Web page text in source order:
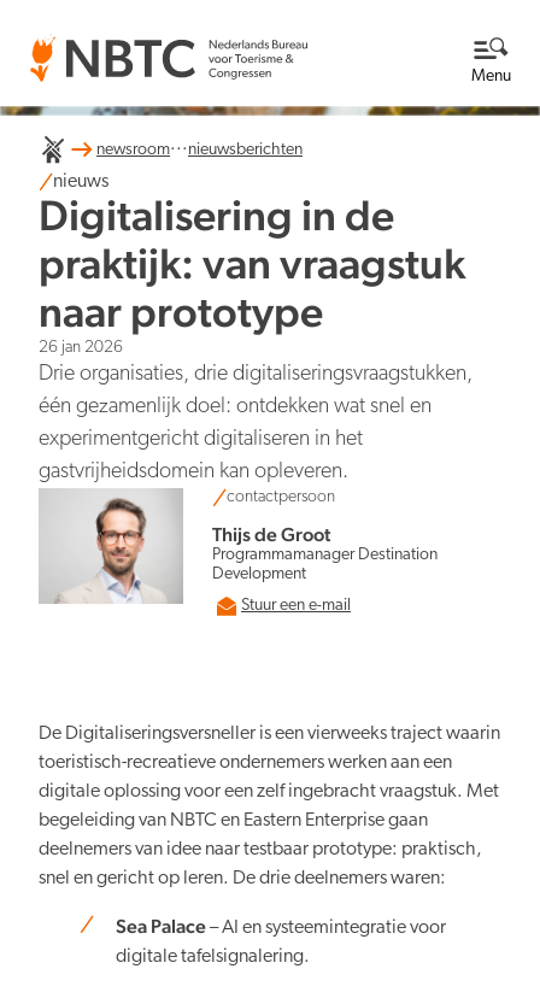
Menu
Thema's
Bekijk alle thema's
Internationale concurrentiepositie
Digitale transformatie
Organiserend vermogen
Kennisbank
Over ons
Lees meer over NBTC
Wat we doen
Organisatie
Werken bij
NBTC Mediabank
Contact
Newsroom
Ga naar de Newsroom
Nieuwsberichten
Persberichten
Actuele thema’s & impact
EN NL
newsroom... nieuwsberichten
nieuws
Digitalisering in de
praktijk: van vraagstuk
naar prototype
26 jan 2026
Drie organisaties, drie digitaliserings­vraagstukken,
één gezamenlijk doel: ontdekken wat snel en
experimentgericht digitaliseren in het
gastvrijheidsdomein kan opleveren.
contactpersoon
Thijs de Groot
Programmamanager Destination
Development
Stuur een e-mail
De Digitaliseringsversneller is een vierweeks traject waarin
toeristisch-recreatieve ondernemers werken aan een
digitale oplossing voor een zelf ingebracht vraagstuk. Met
begeleiding van NBTC en Eastern Enterprise gaan
deelnemers van idee naar testbaar prototype: praktisch,
snel en gericht op leren. De drie deelnemers waren:
Sea Palace– AI en systeemintegratie voor
digitale tafelsignalering.